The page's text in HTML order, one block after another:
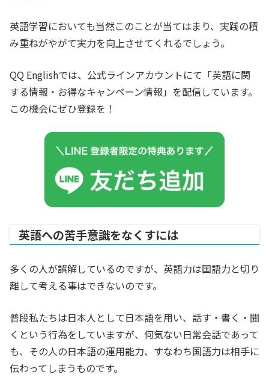
英語学習においても当然このことが当てはまり、実践の積
み重ねがやがて実力を向上させてくれるでしょう。
QQ Englishでは、公式ラインアカウントにて「英語に関
する情報・お得なキャンペーン情報」を配信しています。
この機会にぜひ登録を！
英語への苦手意識をなくすには
多くの人が誤解しているのですが、英語力は国語力と切り
離して考える事はできないのです。
普段私たちは日本人として日本語を用い、話す・書く・聞
くという行為をしていますが、何気ない日常会話であって
も、その人の日本語の運用能力、すなわち国語力は相手に
伝わってしまうものです。